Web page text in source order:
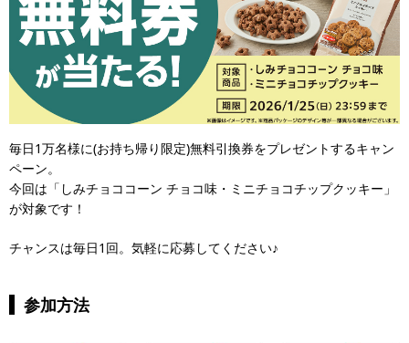
毎日1万名様に(お持ち帰り限定)無料引換券をプレゼントするキャン
ペーン。
今回は「しみチョココーン チョコ味・ミニチョコチップクッキー」
が対象です！
チャンスは毎日1回。気軽に応募してください♪
参加方法